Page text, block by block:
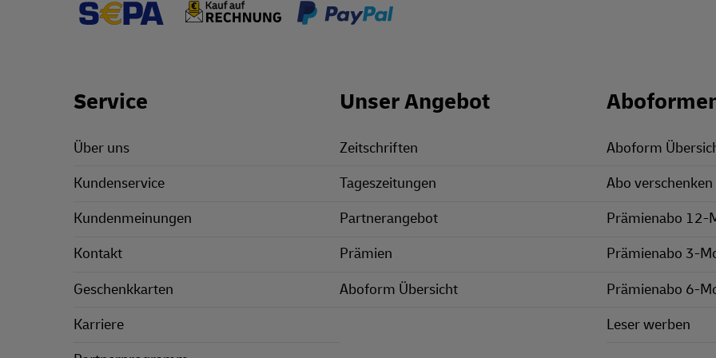
Footer Links
Service
Über uns
Kundenservice
Kundenmeinungen
Kontakt
Geschenkkarten
Karriere
Unser Angebot
Zeitschriften
Tageszeitungen
Partnerangebot
Prämien
Aboform Übersicht
Aboform
Abo verschenken
Prämienabo 12-
Prämienabo 3-
Prämienabo 6-
Leser werben